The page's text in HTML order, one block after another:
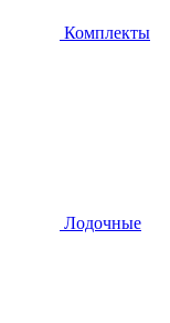
Комплекты
Лодочные